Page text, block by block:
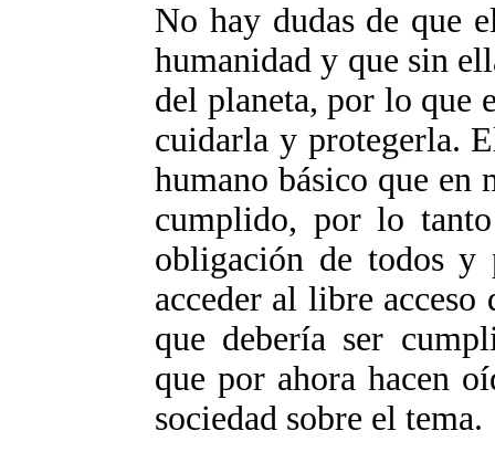
No hay dudas de que
humanidad y que sin
del planeta, por lo que
cuidarla y protegerla.
humano básico que en
cumplido, por lo
obligación de todos y
acceder al libre acceso
que debería ser
que por ahora hacen
sociedad sobre el tema.